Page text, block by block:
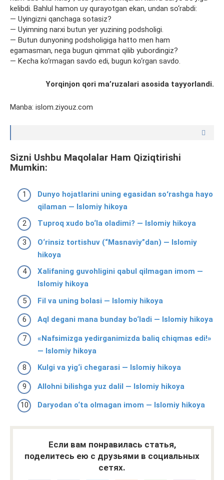
kelibdi. Bahlul hamon uy qurayotgan ekan, undan so‘rabdi:
— Uyingizni qanchaga sotasiz?
— Uyimning narxi butun yer yuzining podsholigi.
— Butun dunyoning podsholigiga hatto men ham
egamasman, nega bugun qimmat qilib yubordingiz?
— Kecha ko‘rmagan savdo edi, bugun ko‘rgan savdo.
Yorqinjon qori ma’ruzalari asosida tayyorlandi.
Manba: islom.ziyouz.com
Sizni Ushbu Maqolalar Ham Qiziqtirishi
Mumkin:
Dunyo hojatlarini uning egasidan soʻrashga hayo
qilaman — Islomiy hikoya
Tuproq xudo bo‘la oladimi? — Islomiy hikoya
O‘rinsiz tortishuv (“Masnaviy”dan) — Islomiy
hikoya
Xalifaning guvohligini qabul qilmagan imom —
Islomiy hikoya
Fil va uning bolasi — Islomiy hikoya
Aql degani mana bunday bo‘ladi — Islomiy hikoya
«Nafsimizga yedirganimizda baliq chiqmas edi!»
— Islomiy hikoya
Kulgi va yig‘i chegarasi — Islomiy hikoya
Allohni bilishga yuz dalil — Islomiy hikoya
Daryodan o‘ta olmagan imom — Islomiy hikoya
Если вам понравилась статья,
поделитесь ею с друзьями в социальных
сетях.